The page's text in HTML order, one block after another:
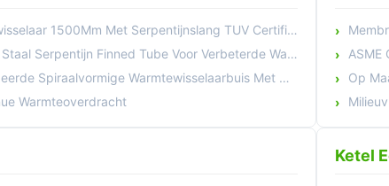
1500Mm Met Serpentijnslang TUV Certificering
Finned Tube Voor Verbeterde Warmteoverdracht
Warmtewisselaarbuis Met Hoge Warmteoverdracht
Warmteoverdracht
ASME
Op
Ketel